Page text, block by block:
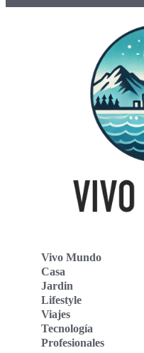
Vivo Mundo
Casa
Jardin
Lifestyle
Viajes
Tecnología
Profesionales